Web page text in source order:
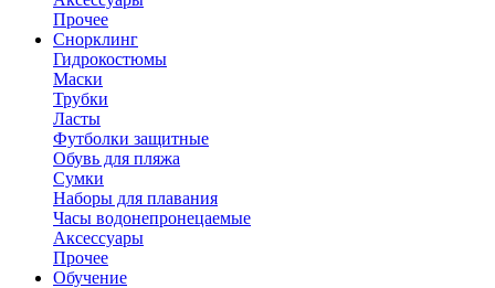
Прочее
Снорклинг
Гидрокостюмы
Маски
Трубки
Ласты
Футболки защитные
Обувь для пляжа
Сумки
Наборы для плавания
Часы водонепронецаемые
Аксессуары
Прочее
Обучение